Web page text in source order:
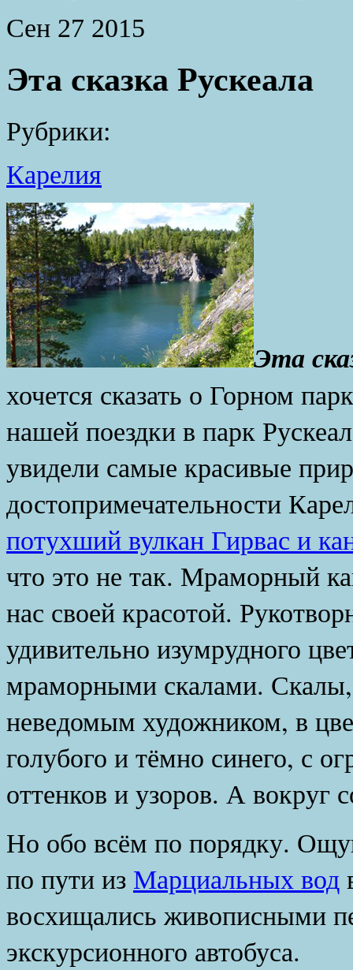
Сен 27 2015
Эта сказка Рускеала
Рубрики:
Карелия
Эта
хочется сказать о Горном
нашей поездки в парк
увидели самые красивые
достопримечательности
потухший вулкан Гирвас и
что это не так. Мраморный
нас своей красотой.
удивительно изумрудного
мраморными скалами.
неведомым художником, в
голубого и тёмно синего, с
оттенков и узоров. А вокруг
Но обо всём по порядку.
по пути из Марциальных вод
восхищались живописными
экскурсионного автобуса.